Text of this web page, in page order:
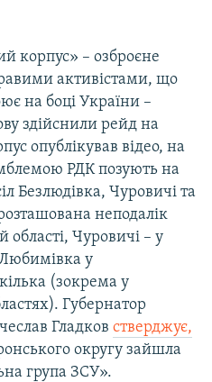
корпус» – озброєне
активістами, що
на боці України –
здійснили рейд на
опублікував відео, на
РДК позують на
Безлюдівка, Чуровичі та
неподалік
області, Чуровичі – у
Любимівка у
(зокрема у
Губернатор
Гладков стверджує,
округу зайшла
група ЗСУ».